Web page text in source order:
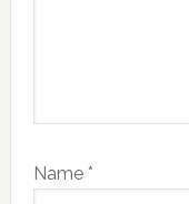
Name *